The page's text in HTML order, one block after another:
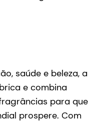
saúde e beleza, a
e combina
para que
prospere. Com